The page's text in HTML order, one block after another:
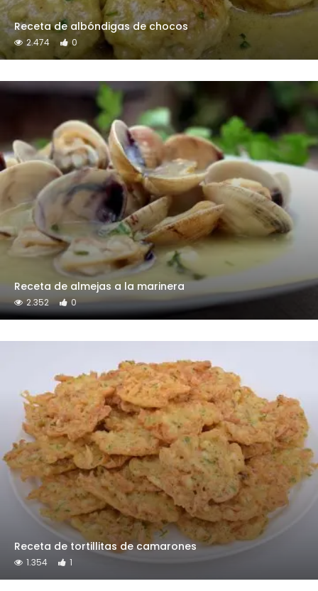
Receta de albóndigas de chocos
2.474 0
Receta de almejas a la marinera
2.352 0
Receta de tortillitas de camarones
1.354 1